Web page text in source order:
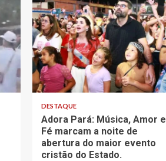
DESTAQUE
Adora Pará: Música, Amor e
Fé marcam a noite de
abertura do maior evento
cristão do Estado.